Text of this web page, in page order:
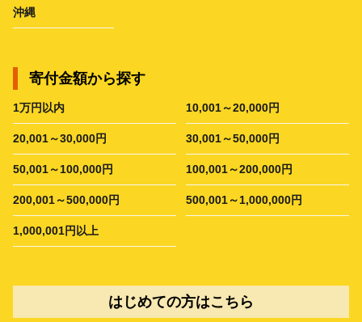
沖縄
寄付金額から探す
1万円以内 10,001～20,000円
20,001～30,000円 30,001～50,000円
50,001～100,000円 100,001～200,000円
200,001～500,000円 500,001～1,000,000円
1,000,001円以上
はじめての方はこちら